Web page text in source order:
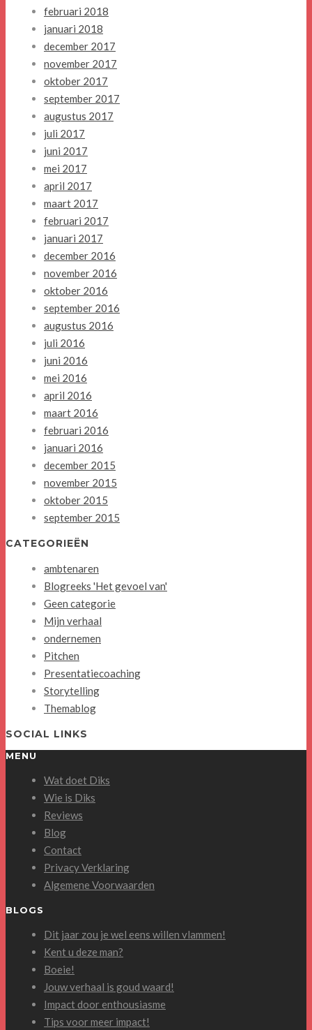
februari 2018
januari 2018
december 2017
november 2017
oktober 2017
september 2017
augustus 2017
juli 2017
juni 2017
mei 2017
april 2017
maart 2017
februari 2017
januari 2017
december 2016
november 2016
oktober 2016
september 2016
augustus 2016
juli 2016
juni 2016
mei 2016
april 2016
maart 2016
februari 2016
januari 2016
december 2015
november 2015
oktober 2015
september 2015
CATEGORIEËN
ambtenaren
Blogreeks 'Het gevoel van'
Geen categorie
Mijn verhaal
ondernemen
Pitchen
Presentatiecoaching
Storytelling
Themablog
SOCIAL LINKS
MENU
Wat doet Diks
Wie is Diks
Reviews
Blog
Contact
Privacy Verklaring
Algemene Voorwaarden
BLOGS
Dit jaar zou je wel eens willen vlammen!
Kent u deze man?
Boeie!
Jouw verhaal is goud waard!
Impact door enthousiasme
Tips voor meer impact!